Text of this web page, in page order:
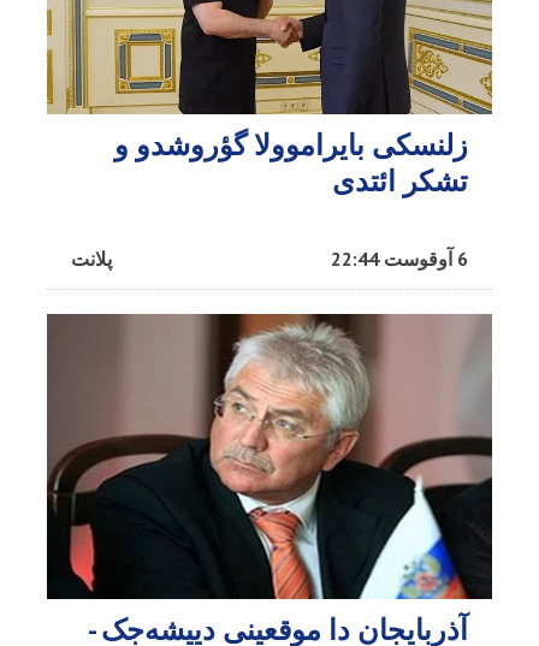
زلنسکی بایراموولا گؤروشدو و
تشکر ائتدی
پلانت 6 آوقوست 22:44
آذربایجان دا موقعینی دییشه‌جک -